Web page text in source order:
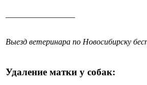
Выезд ветеринара по Новосибирску
Удаление матки у собак: